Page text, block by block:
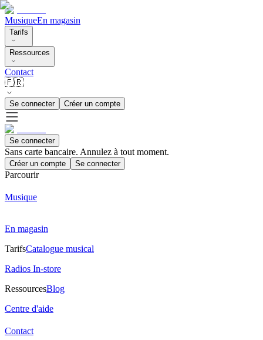
MusiqueEn magasin
Tarifs
Ressources
Contact
🇫🇷
Se connecter Créer un compte
Se connecter
Sans carte bancaire. Annulez à tout moment.
Créer un compte Se connecter
Parcourir
Musique
En magasin
TarifsCatalogue musical
Radios In-store
RessourcesBlog
Centre d'aide
Contact